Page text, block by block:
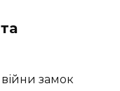
замок